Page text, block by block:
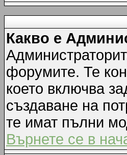
Какво е
форумите. Те
което включва
създаване на
те имат пълни
Върнете се в